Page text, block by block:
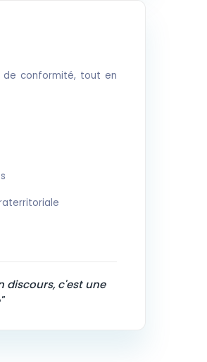
de conformité, tout en
discours, c'est une